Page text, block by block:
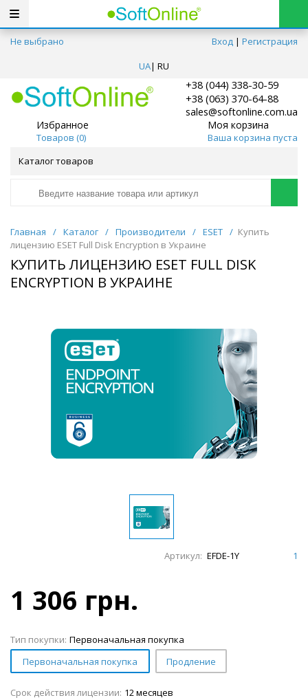
Не выбрано Вход | Регистрация
UA| RU
+38 (044) 338-30-59
+38 (063) 370-64-88
sales@softonline.com.ua
Избранное
Товаров (0)
Моя корзина
Ваша корзина пуста
Каталог товаров
Главная / Каталог / Производители / ESET / Купить
лицензию ESET Full Disk Encryption в Украине
КУПИТЬ ЛИЦЕНЗИЮ ESET FULL DISK
ENCRYPTION В УКРАИНЕ
Артикул: EFDE-1Y 1
1 306 грн.
Тип покупки: Первоначальная покупка
Первоначальная покупка
Продление
Срок действия лицензии: 12 месяцев